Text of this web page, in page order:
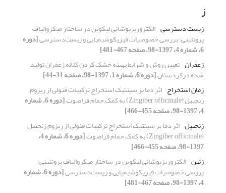
ز
زیست دسترسی الکتروریزپوشانی لیکوپن در ساختار میکروالیاف
پروتئینی: بررسی خصوصیات فیزیکوشیمیایی و زیست‌دسترسی[دوره
6، شماره 4، 1397-98، صفحه 467-481]
زعفران تعیین روش و شرایط بهینه خشک کردن کلاله زعفران تولید
شده درکردستان[دوره 6، شماره 1، 1397-98، صفحه 31-44]
زمان استخراج اثر دما بر سینتیک استخراج ترکیبات فنولی از ریزوم
زنجبیل (Zingiber officinale) به کمک حمام فراصوت [دوره 6، شماره
4، 1397-98، صفحه 455-466]
زنجبیل اثر دما بر سینتیک استخراج ترکیبات فنولی از ریزوم زنجبیل
(Zingiber officinale) به کمک حمام فراصوت [دوره 6، شماره 4،
1397-98، صفحه 455-466]
زئین الکتروریزپوشانی لیکوپن در ساختار میکروالیاف پروتئینی:
بررسی خصوصیات فیزیکوشیمیایی و زیست‌دسترسی [دوره 6، شماره
4، 1397-98، صفحه 467-481]